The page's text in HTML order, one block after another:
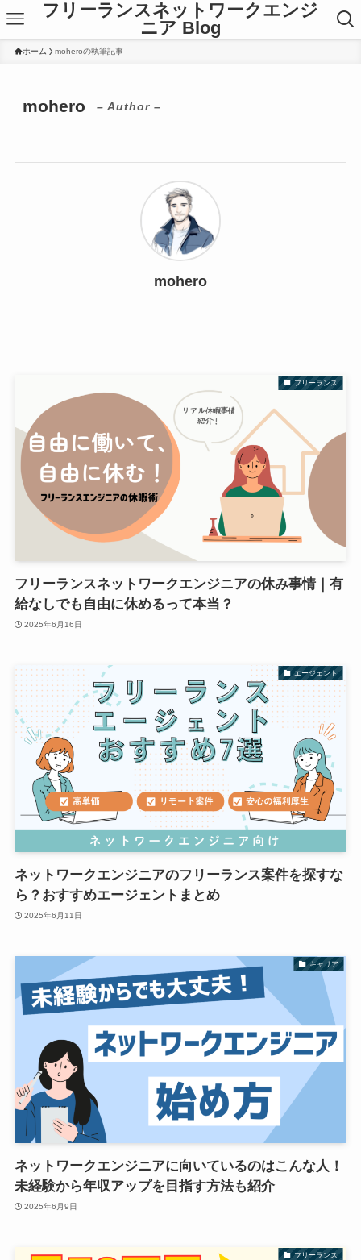
フリーランスネットワークエンジ
ニア Blog
ホーム moheroの執筆記事
mohero – Author –
mohero
フリーランス
フリーランスネットワークエンジニアの休み事情｜有
給なしでも自由に休めるって本当？
2025年6月16日
エージェント
ネットワークエンジニアのフリーランス案件を探すな
ら？おすすめエージェントまとめ
2025年6月11日
キャリア
ネットワークエンジニアに向いているのはこんな人！
未経験から年収アップを目指す方法も紹介
2025年6月9日
フリーランス